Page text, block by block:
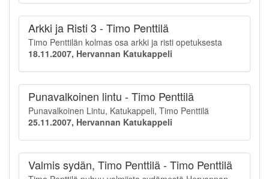
Arkki ja Risti 3 - Timo Penttilä
Timo Penttilän kolmas osa arkki ja risti opetuksesta
18.11.2007, Hervannan Katukappeli
Punavalkoinen lintu - Timo Penttilä
Punavalkoinen Lintu, Katukappeli, Timo Penttilä
25.11.2007, Hervannan Katukappeli
Valmis sydän, Timo Penttilä - Timo Penttilä